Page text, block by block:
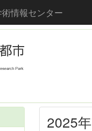
情報センター
2025